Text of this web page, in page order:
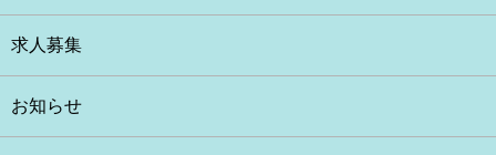
求人募集
お知らせ